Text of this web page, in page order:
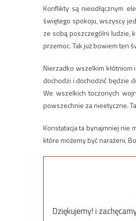
Konflikty są nieodłącznym
świętego spokoju, wszyscy
ze sobą poszczególni ludzie,
przemoc. Tak już bowiem ten
Nierzadko wszelkim
dochodzi i dochodzić będzie
We wszelkich toczonych
powszechnie za nieetyczne.
Konstatacja ta bynajmniej nie
które możemy być narażeni.
Dziękujemy! i